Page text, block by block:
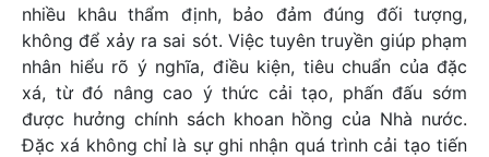
nhiều khâu thẩm định, bảo đảm đúng đối tượng,
không để xảy ra sai sót. Việc tuyên truyền giúp phạm
nhân hiểu rõ ý nghĩa, điều kiện, tiêu chuẩn của đặc
xá, từ đó nâng cao ý thức cải tạo, phấn đấu sớm
được hưởng chính sách khoan hồng của Nhà nước.
Đặc xá không chỉ là sự ghi nhận quá trình cải tạo tiến